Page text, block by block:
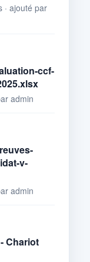
· ajouté par
ccf-
admin
v-
admin
Chariot